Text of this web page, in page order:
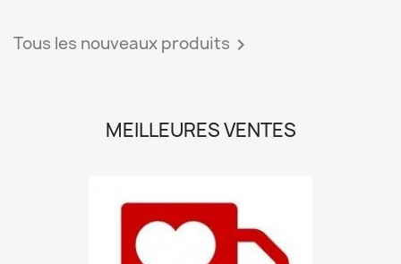
Tous les nouveaux produits 
MEILLEURES VENTES